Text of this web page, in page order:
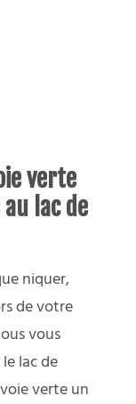
verte
lac de
niquer,
de votre
vous
lac de
verte un